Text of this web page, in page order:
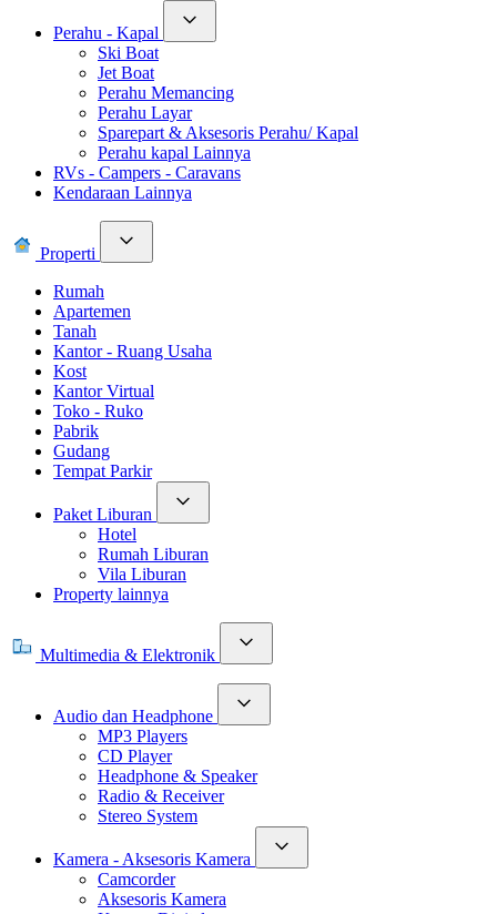
Perahu - Kapal
Ski Boat
Jet Boat
Perahu Memancing
Perahu Layar
Sparepart & Aksesoris Perahu/ Kapal
Perahu kapal Lainnya
RVs - Campers - Caravans
Kendaraan Lainnya
Properti
Rumah
Apartemen
Tanah
Kantor - Ruang Usaha
Kost
Kantor Virtual
Toko - Ruko
Pabrik
Gudang
Tempat Parkir
Paket Liburan
Hotel
Rumah Liburan
Vila Liburan
Property lainnya
Multimedia & Elektronik
Audio dan Headphone
MP3 Players
CD Player
Headphone & Speaker
Radio & Receiver
Stereo System
Kamera - Aksesoris Kamera
Camcorder
Aksesoris Kamera